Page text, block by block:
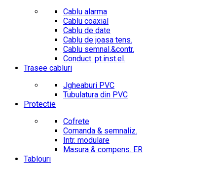
Cablu alarma
Cablu coaxial
Cablu de date
Cablu de joasa tens.
Cablu semnal.&contr.
Conduct. pt.inst.el.
Trasee cabluri
Jgheaburi PVC
Tubulatura din PVC
Protectie
Cofrete
Comanda & semnaliz.
Intr. modulare
Masura & compens. ER
Tablouri